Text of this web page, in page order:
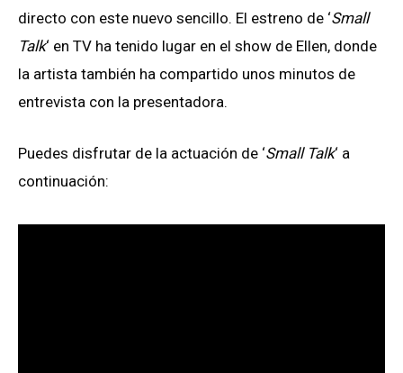
directo con este nuevo sencillo. El estreno de ‘Small
Talk‘ en TV ha tenido lugar en el show de Ellen, donde
la artista también ha compartido unos minutos de
entrevista con la presentadora.
Puedes disfrutar de la actuación de ‘Small Talk‘ a
continuación: